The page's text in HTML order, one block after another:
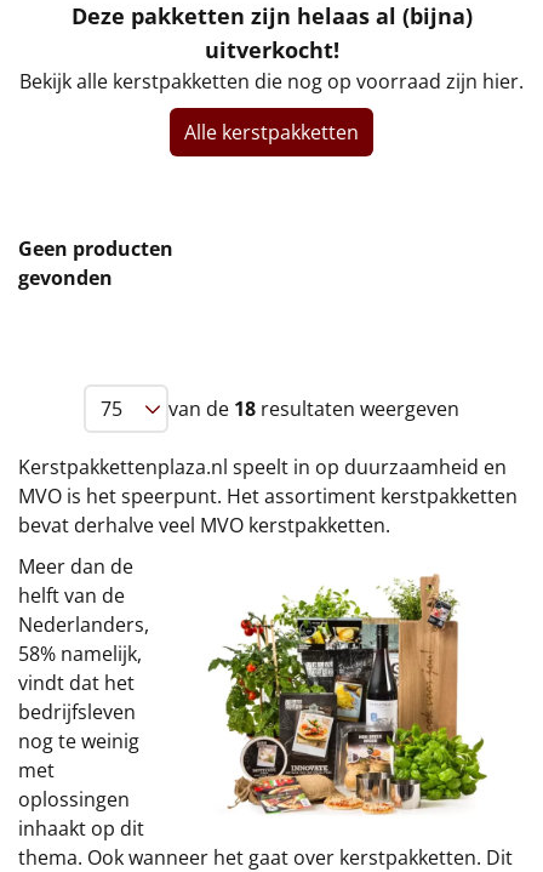
Vrouwen
Duurzaam
Uniek
Artikel
Hitster NIEUW
Pizzarette
Wake up light
Borrelplank
Warmtekussen
NIEUW
Slowcooker
Noodradio NIEUW
Deze pakketten zijn helaas al (bijna)
uitverkocht!
Bekijk alle kerstpakketten die nog op voorraad zijn hier.
Alle kerstpakketten
Geen producten
gevonden
van de 18 resultaten weergeven
Kerstpakkettenplaza.nl speelt in op duurzaamheid en
MVO is het speerpunt. Het assortiment kerstpakketten
bevat derhalve veel MVO kerstpakketten.
Meer dan de
helft van de
Nederlanders,
58% namelijk,
vindt dat het
bedrijfsleven
nog te weinig
met
oplossingen
inhaakt op dit
thema. Ook wanneer het gaat over kerstpakketten. Dit